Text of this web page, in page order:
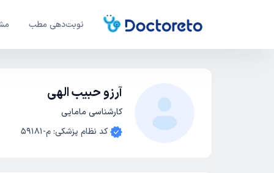
نوبت‌دهی مطب
آرزو حبیب الهی
کارشناسی مامایی
کد نظام پزشکی:م-59181